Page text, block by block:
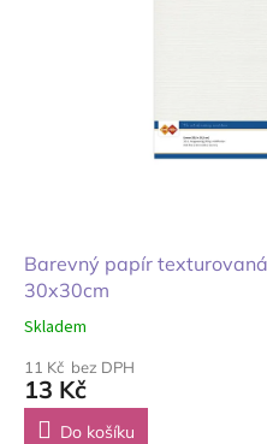
Barevný papír
30x30cm
Skladem
11 Kč bez DPH
13 Kč
Do košíku